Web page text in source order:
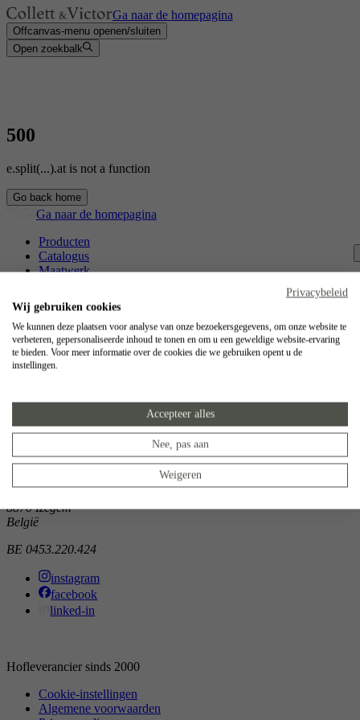
Ga naar de homepagina
Offcanvas-menu openen/sluiten
Open zoekbalk
500
e.split(...).at is not a function
Go back home
Ga naar de homepagina
Producten
Catalogus
Maatwerk
Vakmanschap
Jobs
Collett & Victor
8500 Kortrijk
België
Atelier
8870 Izegem
België
BE 0453.220.424
instagram
facebook
linked-in
Hofleverancier sinds 2000
Cookie-instellingen
Algemene voorwaarden
Privacybeleid
Wij gebruiken cookies
We kunnen deze plaatsen voor analyse van onze bezoekersgegevens, om onze website te
verbeteren, gepersonaliseerde inhoud te tonen en om u een geweldige website-ervaring
te bieden. Voor meer informatie over de cookies die we gebruiken opent u de
instellingen.
Accepteer alles
Nee, pas aan
Weigeren